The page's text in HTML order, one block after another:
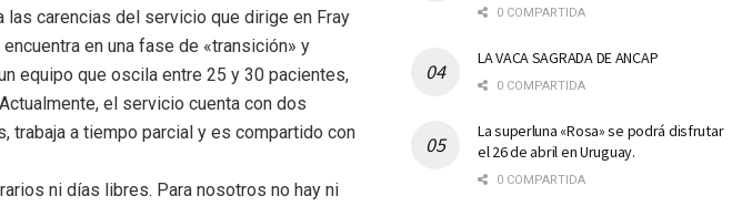
las carencias del servicio que dirige en Fray
en una fase de «transición» y
equipo que oscila entre 25 y 30 pacientes,
el servicio cuenta con dos
trabaja a tiempo parcial y es compartido con
ni días libres. Para nosotros no hay ni
0 COMPARTIDA
LA VACA SAGRADA DE ANCAP
0 COMPARTIDA
La superluna «Rosa» se podrá disfrutar
el 26 de abril en Uruguay.
0 COMPARTIDA